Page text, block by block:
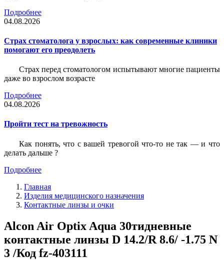
Подробнее
04.08.2026
Страх стоматолога у взрослых: как современные клиники
помогают его преодолеть
Страх перед стоматологом испытывают многие пациенты
даже во взрослом возрасте
Подробнее
04.08.2026
Пройти тест на тревожность
Как понять, что с вашей тревогой что-то не так — и что
делать дальше ?
Подробнее
Главная
Изделия медицинского назначения
Контактные линзы и очки
Alcon Air Optix Aqua 30тидневные
контактные линзы D 14.2/R 8.6/ -1.75 N
3 /Код fz-403111